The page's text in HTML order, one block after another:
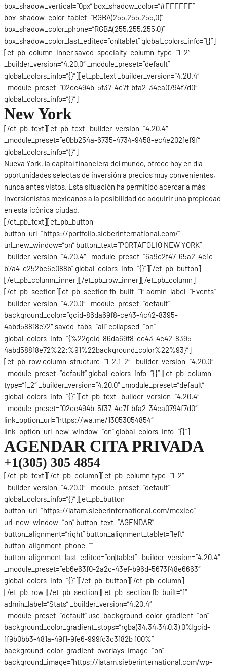
box_shadow_vertical=”0px” box_shadow_color=”#FFFFFF”
box_shadow_color_tablet=”RGBA(255,255,255,0)”
box_shadow_color_phone=”RGBA(255,255,255,0)”
box_shadow_color_last_edited=”on|tablet” global_colors_info=”{}”]
[et_pb_column_inner saved_specialty_column_type=”1_2″
_builder_version=”4.20.0″ _module_preset=”default”
global_colors_info=”{}”][et_pb_text _builder_version=”4.20.4″
_module_preset=”02cc494b-5f37-4e7f-bfa2-34ca0794f7d0″
global_colors_info=”{}”]
New York
[/et_pb_text][et_pb_text _builder_version=”4.20.4″
_module_preset=”e0bb254a-6735-4734-9458-ec4e2021ef9f”
global_colors_info=”{}”]
Nueva York, la capital financiera del mundo, ofrece hoy en día
oportunidades selectas de inversión a precios muy convenientes,
nunca antes vistos. Esta situación ha permitido acercar a más
inversionistas mexicanos a la posibilidad de adquirir una propiedad
en esta icónica ciudad.
[/et_pb_text][et_pb_button
button_url=”https://portfolio.sieberinternational.com/”
url_new_window=”on” button_text=”PORTAFOLIO NEW YORK”
_builder_version=”4.20.4″ _module_preset=”6a9c2f47-65a2-4c1c-
b7a4-c252bc6c088b” global_colors_info=”{}”][/et_pb_button]
[/et_pb_column_inner][/et_pb_row_inner][/et_pb_column]
[/et_pb_section][et_pb_section fb_built=”1″ admin_label=”Events”
_builder_version=”4.20.0″ _module_preset=”default”
background_color=”gcid-86da69f8-ce43-4c42-8395-
4abd58818e72″ saved_tabs=”all” collapsed=”on”
global_colors_info=”{%22gcid-86da69f8-ce43-4c42-8395-
4abd58818e72%22:%91%22background_color%22%93}”]
[et_pb_row column_structure=”1_2,1_2″ _builder_version=”4.20.0″
_module_preset=”default” global_colors_info=”{}”][et_pb_column
type=”1_2″ _builder_version=”4.20.0″ _module_preset=”default”
global_colors_info=”{}”][et_pb_text _builder_version=”4.20.4″
_module_preset=”02cc494b-5f37-4e7f-bfa2-34ca0794f7d0″
link_option_url=”https://wa.me/13053054854″
link_option_url_new_window=”on” global_colors_info=”{}”]
AGENDAR CITA PRIVADA
+1(305) 305 4854
[/et_pb_text][/et_pb_column][et_pb_column type=”1_2″
_builder_version=”4.20.0″ _module_preset=”default”
global_colors_info=”{}”][et_pb_button
button_url=”https://latam.sieberinternational.com/mexico”
url_new_window=”on” button_text=”AGENDAR”
button_alignment=”right” button_alignment_tablet=”left”
button_alignment_phone=””
button_alignment_last_edited=”on|tablet” _builder_version=”4.20.4″
_module_preset=”eb6e63f0-2a2c-43ef-b96d-5673f48e6663″
global_colors_info=”{}”][/et_pb_button][/et_pb_column]
[/et_pb_row][/et_pb_section][et_pb_section fb_built=”1″
admin_label=”Stats” _builder_version=”4.20.4″
_module_preset=”default” use_background_color_gradient=”on”
background_color_gradient_stops=”rgba(34,34,34,0.3) 0%|gcid-
1f9b0bb3-481a-49f1-9fe6-999fc3c3182b 100%”
background_color_gradient_overlays_image=”on”
background_image=”https://latam.sieberinternational.com/wp-